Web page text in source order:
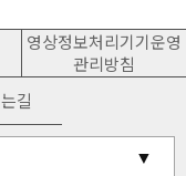
영상정보처리기기운영
관리방침
길